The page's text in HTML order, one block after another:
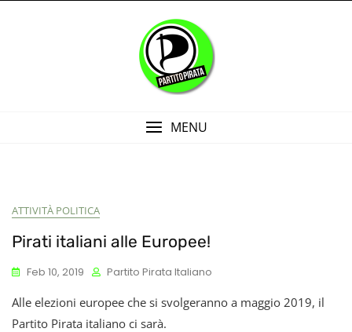
MENU
Blog
ATTIVITÀ POLITICA
Pirati italiani alle Europee!
Feb 10, 2019 Partito Pirata Italiano
Alle elezioni europee che si svolgeranno a maggio 2019, il
Partito Pirata italiano ci sarà.